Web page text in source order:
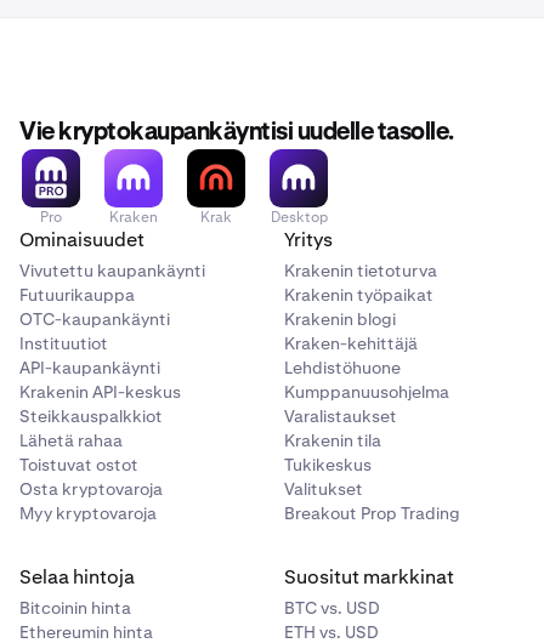
Vie kryptokaupankäyntisi uudelle tasolle.
Pro Kraken Krak Desktop
Ominaisuudet
Vivutettu kaupankäynti
Futuurikauppa
OTC-kaupankäynti
Instituutiot
API-kaupankäynti
Krakenin API-keskus
Steikkauspalkkiot
Lähetä rahaa
Toistuvat ostot
Osta kryptovaroja
Myy kryptovaroja
Yritys
Krakenin tietoturva
Krakenin työpaikat
Krakenin blogi
Kraken-kehittäjä
Lehdistöhuone
Kumppanuusohjelma
Varalistaukset
Krakenin tila
Tukikeskus
Valitukset
Breakout Prop Trading
Selaa hintoja
Bitcoinin hinta
Ethereumin hinta
Suositut markkinat
BTC vs. USD
ETH vs. USD